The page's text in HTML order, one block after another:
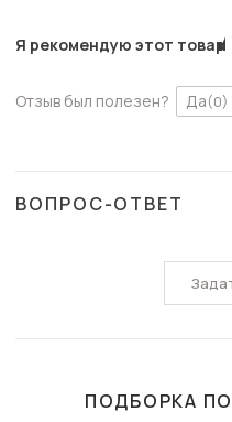
Я рекомендую этот товар
Отзыв был полезен? Да(0)
ВОПРОС-ОТВЕТ
ПОДБОРКА